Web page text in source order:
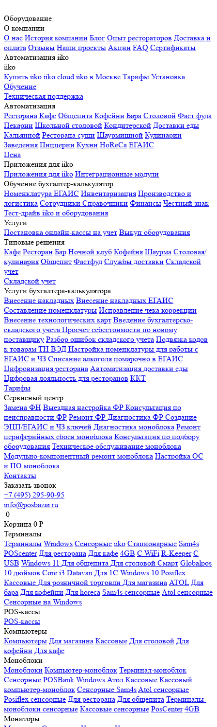
Оборудование
О компании
О нас История компании Блог Опыт рестораторов Доставка и
оплата Отзывы Наши проекты Акции FAQ Сертификаты
Автоматизация iiko
iiko
Купить iiko iiko cloud iiko в Москве Тарифы Установка
Обучение
Техническая поддержка
Автоматизация
Ресторана Кафе Общепита Кофейни Бара Столовой Фаст фуда
Пекарни Школьной столовой Кондитерской Доставки еды
Кальянной Ресторана суши Шаурмишной Кулинарии
Заведения Пиццерии Кухни HoReCa ЕГАИС
Цена
Приложения для iiko
Приложения для iiko Интеграционные модули
Обучение бухгалтер-калькулятор
Номенклатура ЕГАИС Инвентаризация Производство и
логистика Сотрудники Справочники Финансы Честный знак
Тест-драйв iiko и оборудования
Услуги
Постановка онлайн-кассы на учет Выкуп оборудования
Типовые решения
Кафе Ресторан Бар Ночной клуб Кофейня Шаурма Столовая/
кулинария Общепит Фастфуд Службы доставки Складской
учет
Складской учет
Услуги бухгалтера-калькулятора
Внесение накладных Внесение накладных ЕГАИС
Составление номенклатуры Исправление чека коррекции
Внесение технологических карт Введение бухгалтерско-
складского учёта Просчет себестоимости по новому
поставщику Разбор ошибок складского учета Подвязка кодов
к товарам ТН ВЭД Настройка номенклатуры для работы с
ЕГАИС и ЧЗ Списание алкоголя помарочно в ЕГАИС
Цифровизация ресторана Автоматизация доставки еды
Цифровая лояльность для ресторанов ККТ
Тарифы
Сервисный центр
Замена ФН Выездная настройка ФР Консультация по
неисправности ФР Ремонт ФР Диагностика ФР Создание
ЭЦП/ЕГАИС и ЧЗ ключей Диагностика моноблока Ремонт
периферийных сбоев моноблока Консультация по подбору
оборудования Техническое обслуживание моноблока
Модульно-компонентный ремонт моноблока Настройка ОС
и ПО моноблока
Контакты
Заказать звонок
+7 (495) 295-90-95
info@posbazar.ru
0
Корзина 0 ₽
Терминалы
Терминалы Windows Сенсорные iiko Стационарные Sam4s
POScenter Для ресторана Для кафе 4GB С WiFi R-Keeper С
USB Windows 11 Для общепита Для столовой Смарт Globalpos
10 дюймов Core i3 Datavan Для 1С Windows 10 Posiflex
Кассовые Для розничной торговли Для магазина ATOL Для
бара Для кофейни Для horeca Sam4s сенсорные Atol сенсорные
Сенсорные на Windows
POS-кассы
POS-кассы
Компьютеры
Компьютеры Для магазина Кассовые Для столовой Для
кофейни Для кафе
Моноблоки
Моноблоки Компьютер-моноблок Терминал-моноблок
Сенсорные POSBank Windows Атол Кассовые Кассовый
компьютер-моноблок Сенсорные Sam4sAtol сенсорные
Posiflex сенсорные Для ресторана Для общепита Терминалы-
моноблоки сенсорные Кассовые сенсорные PosCenter 4GB
Мониторы